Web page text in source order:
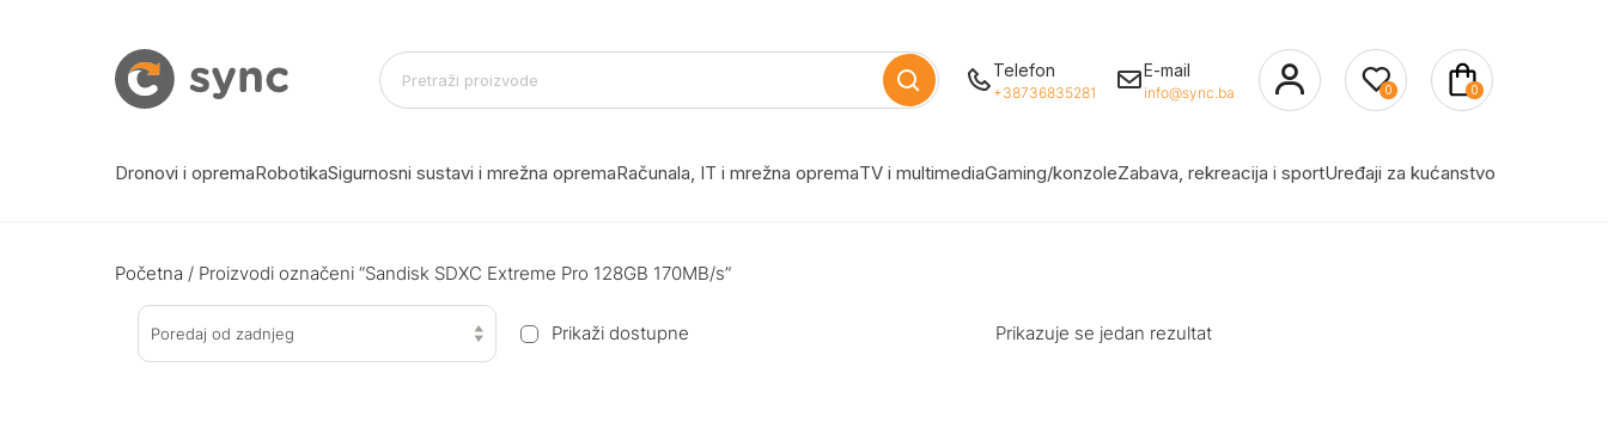
Telefon
+38736835281
E-mail
info@sync.ba 0 0
Dronovi i opremaRobotikaSigurnosni sustavi i mrežna opremaRačunala, IT i mrežna opremaTV i multimediaGaming/konzoleZabava, rekreacija i sportUređaji za kućanstvo
Početna / Proizvodi označeni “Sandisk SDXC Extreme Pro 128GB 170MB/s”
Poredaj od zadnjeg Prikaži dostupne Prikazuje se jedan rezultat